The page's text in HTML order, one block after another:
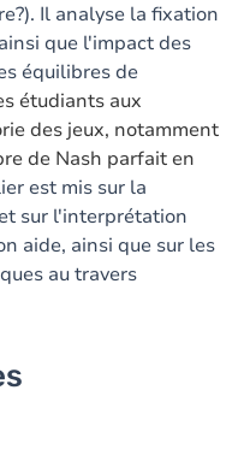
Il analyse la fixation
que l'impact des
équilibres de
étudiants aux
des jeux, notamment
de Nash parfait en
est mis sur la
sur l'interprétation
aide, ainsi que sur les
au travers